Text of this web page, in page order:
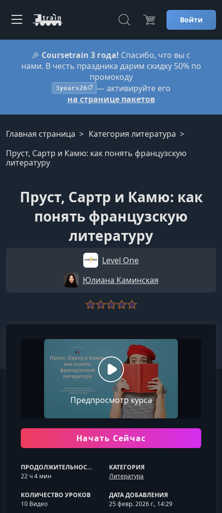
Войти
🎉 Coursetrain 3 года! Спасибо, что вы с
нами. В честь праздника дарим скидку 50% по
промокоду
3years26📋 — активируйте его
на странице пакетов
Главная страница
Категория литература
Пруст, Сартр и Камю: как понять французскую
литературу
Пруст, Сартр и Камю: как
понять французскую
литературу
Level One
Юлиана Каминская
Предпросмотр курса
Начать Сейчас
ПРОДОЛЖИТЕЛЬНОСТЬ
22 ч 4 мин
КАТЕГОРИЯ
Литература
КОЛИЧЕСТВО УРОКОВ
10 Видео
ДАТА ДОБАВЛЕНИЯ
25 февр. 2026 г., 14:29